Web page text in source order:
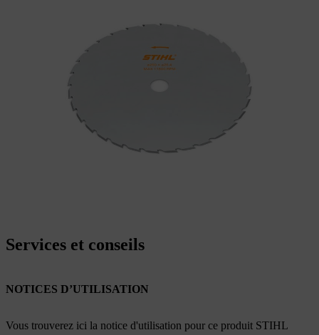
Services et conseils
NOTICES D’UTILISATION
Vous trouverez ici la notice d'utilisation pour ce produit STIHL